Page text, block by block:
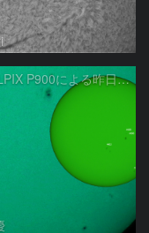
COOLPIX P900による昨日の太陽黒点：2026/08/04